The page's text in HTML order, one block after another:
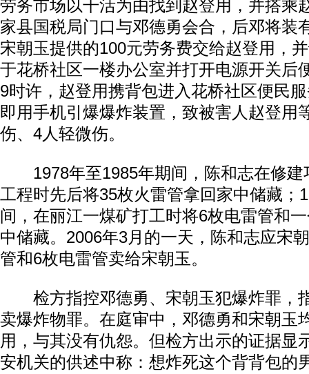
劳务市场以干活为由找到赵登用，并搭乘
家县国税局门口与邓德勇会合，后邓将装
宋朝玉提供的100元劳务费交给赵登用，
于花桥社区一楼办公室并打开电源开关后
9时许，赵登用携背包进入花桥社区便民
即用手机引爆爆炸装置，致被害人赵登用
伤、4人轻微伤。
1978年至1985年期间，陈和志在修建
工程时先后将35枚火雷管拿回家中储藏；
间，在丽江一煤矿打工时将6枚电雷管和
中储藏。2006年3月的一天，陈和志应宋
管和6枚电雷管卖给宋朝玉。
检方指控邓德勇、宋朝玉犯爆炸罪，
卖爆炸物罪。在庭审中，邓德勇和宋朝玉
用，与其没有仇怨。但检方出示的证据显
安机关的供述中称：想炸死这个背背包的